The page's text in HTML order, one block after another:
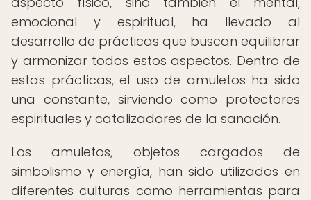
emocional y espiritual, ha llevado al
desarrollo de prácticas que buscan equilibrar
y armonizar todos estos aspectos. Dentro de
estas prácticas, el uso de amuletos ha sido
una constante, sirviendo como protectores
espirituales y catalizadores de la sanación.
Los amuletos, objetos cargados de
simbolismo y energía, han sido utilizados en
diferentes culturas como herramientas para